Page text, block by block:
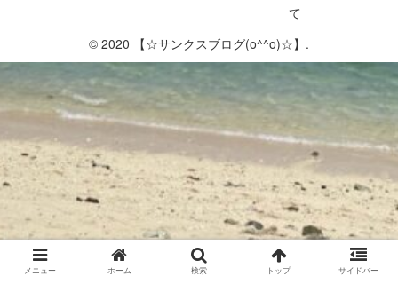
て
© 2020 【☆サンクスブログ(o^^o)☆】.
メニュー ホーム 検索 トップ サイドバー